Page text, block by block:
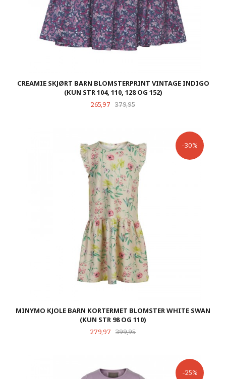
CREAMIE SKJØRT BARN BLOMSTERPRINT VINTAGE INDIGO
(KUN STR 104, 110, 128 OG 152)
Tilbud
265,97 379,95Rabatt
MINYMO KJOLE BARN KORTERMET BLOMSTER WHITE SWAN
(KUN STR 98 OG 110)
Tilbud
279,97 399,95Rabatt
-30%
-25%